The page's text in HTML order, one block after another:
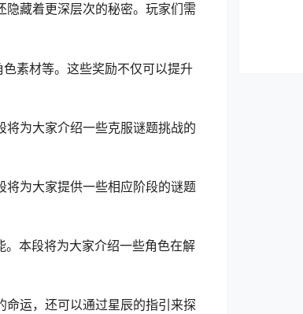
藏着更深层次的秘密。玩家们需
素材等。这些奖励不仅可以提升
为大家介绍一些克服谜题挑战的
将为大家提供一些相应阶段的谜题
本段将为大家介绍一些角色在解
运，还可以通过星辰的指引来探